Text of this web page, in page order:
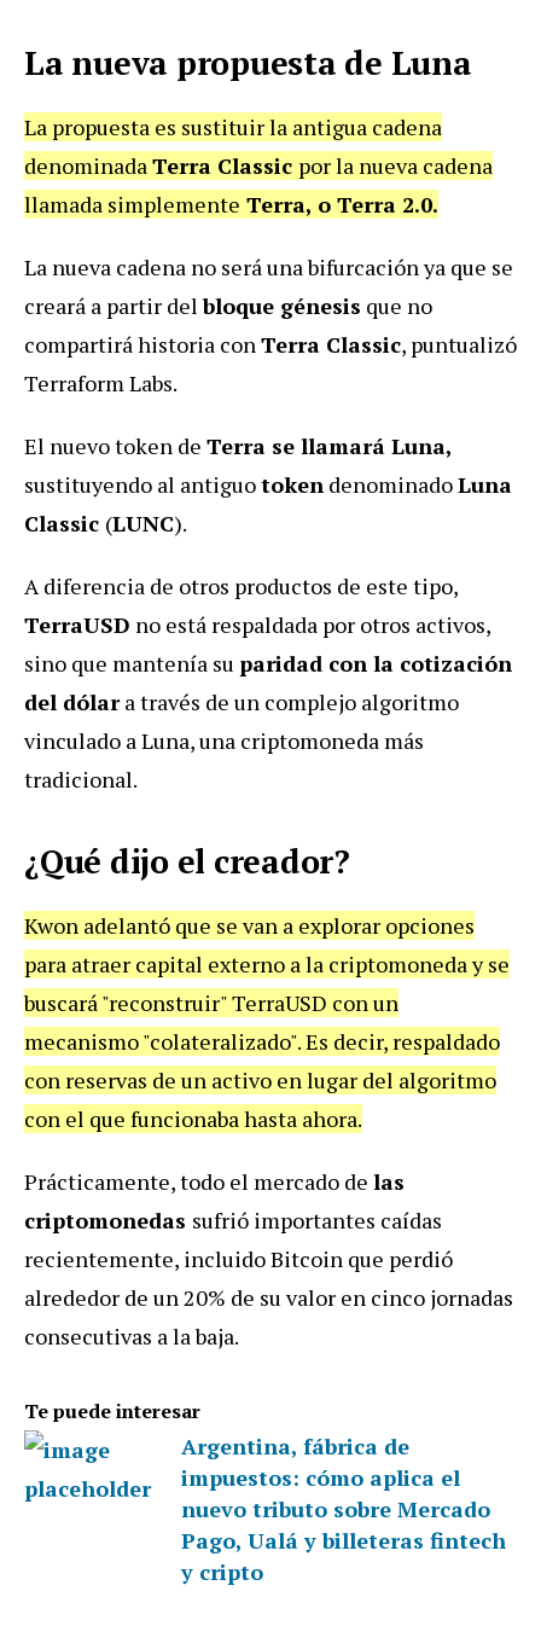
La nueva propuesta de Luna
La propuesta es sustituir la antigua cadena
denominadaTerra Classic por la nueva cadena
llamada simplemente Terra, o Terra 2.0.
La nueva cadena no será una bifurcación ya que se
creará a partir delbloque génesis que no
compartirá historia conTerra Classic, puntualizó
Terraform Labs.
El nuevo token de Terra se llamará Luna,
sustituyendo al antiguotoken denominadoLuna
Classic (LUNC).
A diferencia de otros productos de este tipo,
TerraUSD no está respaldada por otros activos,
sino que mantenía su paridad con la cotización
del dólara través de un complejo algoritmo
vinculado a Luna, una criptomoneda más
tradicional.
¿Qué dijo el creador?
Kwon adelantó que se van a explorar opciones
para atraer capital externo a la criptomoneda y se
buscará "reconstruir" TerraUSD con un
mecanismo "colateralizado". Es decir, respaldado
con reservas de un activo en lugar del algoritmo
con el que funcionaba hasta ahora.
Prácticamente, todo el mercado de las
criptomonedas sufrió importantes caídas
recientemente, incluido Bitcoin que perdió
alrededor de un 20% de su valor en cinco jornadas
consecutivas a la baja.
Te puede interesar
Argentina, fábrica de
impuestos: cómo aplica el
nuevo tributo sobre Mercado
Pago, Ualá y billeteras fintech
y cripto